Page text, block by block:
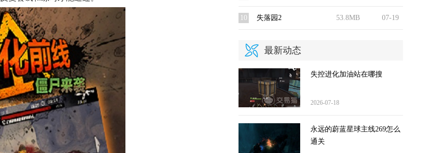
07-19
53.8MB
10 失落园2
最新动态
失控进化加油站在哪搜
2026-07-18
永远的蔚蓝星球主线269怎么
通关